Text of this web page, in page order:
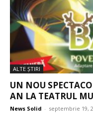
ALTE ŞTIRI
UN NOU
AN LA TEATRUL
News Solid - septembrie 19,